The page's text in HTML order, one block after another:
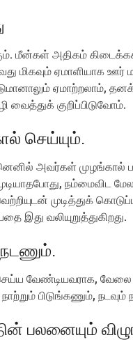
மீன்கள் அதிகம்
மிகவும் ஏமாளியாக
ஏமாற்றலாம்,
குறிப்பிடுவோம்.
செய்யும்.
அவர்கள் முழங்கால்
நம்மைவிட
முடித்துக்
வலியுறுத்துகிறது.
நடணும்.
வேண்டியவராக,
பிடுங்கணும், நடவும்
பலனையும்